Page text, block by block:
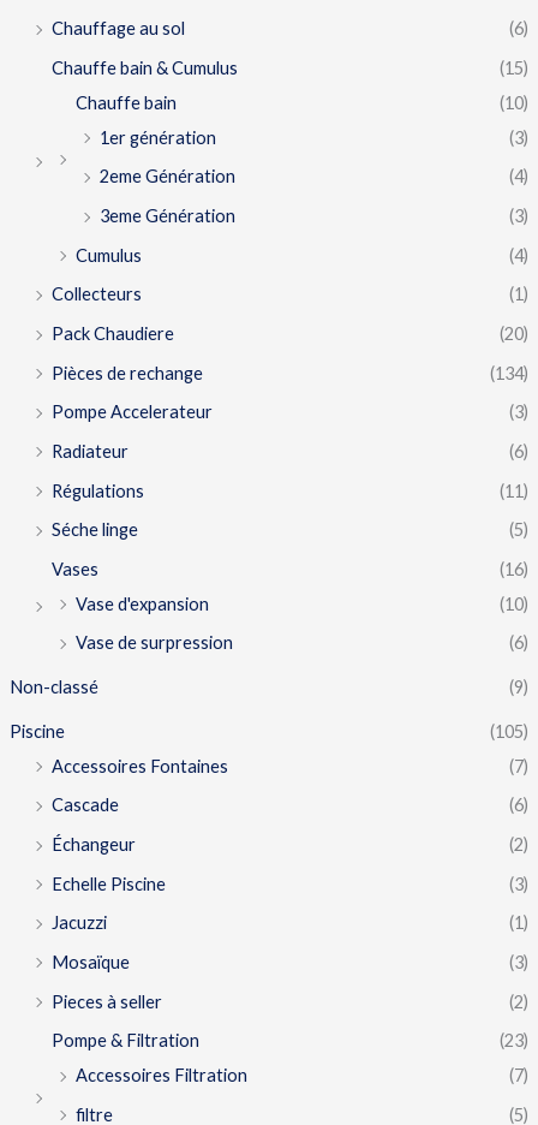
Chauffage au sol
(6)
Chauffe bain & Cumulus
(15)
Chauffe bain
(10)
1er génération
(3)
2eme Génération
(4)
3eme Génération
(3)
Cumulus
(4)
Collecteurs
(1)
Pack Chaudiere
(20)
Pièces de rechange
(134)
Pompe Accelerateur
(3)
Radiateur
(6)
Régulations
(11)
Séche linge
(5)
Vases
(16)
Vase d'expansion
(10)
Vase de surpression
(6)
Non-classé (9)
Piscine
(105)
Accessoires Fontaines
(7)
Cascade
(6)
Échangeur
(2)
Echelle Piscine
(3)
Jacuzzi
(1)
Mosaïque
(3)
Pieces à seller
(2)
Pompe & Filtration
(23)
Accessoires Filtration
(7)
filtre
(5)